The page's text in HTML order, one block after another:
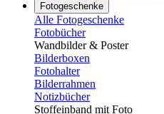
Fotogeschenke
Alle Fotogeschenke
Fotobücher
Wandbilder & Poster
Bilderboxen
Fotohalter
Bilderrahmen
Notizbücher
Stoffeinband mit Foto